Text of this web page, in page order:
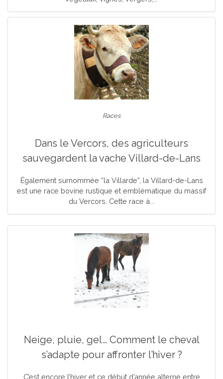
Races
Dans le Vercors, des agriculteurs
sauvegardent la vache Villard-de-Lans
Également surnommée “la Villarde”, la Villard-de-Lans
est une race bovine rustique et emblématique du massif
du Vercors. Cette race à...
Neige, pluie, gel… Comment le cheval
s’adapte pour affronter l’hiver ?
C’est encore l’hiver et ce début d’année alterne entre